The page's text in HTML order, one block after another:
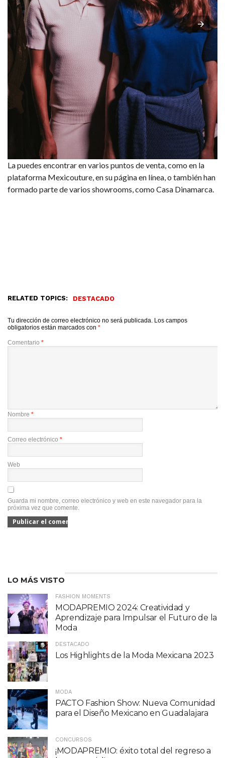
La puedes encontrar en varios puntos de venta, como en la
plataforma Mexicouture, en su página en línea, o también han
formado parte de varios showrooms, como Casa Dinamarca.
RELATED TOPICS: DESTACADO
Tu dirección de correo electrónico no será publicada. Los campos
obligatorios están marcados con *
Comentario *
Nombre *
Correo electrónico *
Web
Guarda mi nombre, correo electrónico y web en este navegador para la
próxima vez que comente.
LO MÁS VISTO
FASHION MOMENTS
MODAPREMIO 2024: Creatividad y
Aprendizaje para Impulsar el Futuro de la
Moda
DESTACADO
Los Highlights de la Moda Mexicana 2023
MODA
PACTO Fashion Show: Nueva Comunidad
para el Diseño Mexicano en Guadalajara
CONCURSOS
¡MODAPREMIO: éxito total del regreso a